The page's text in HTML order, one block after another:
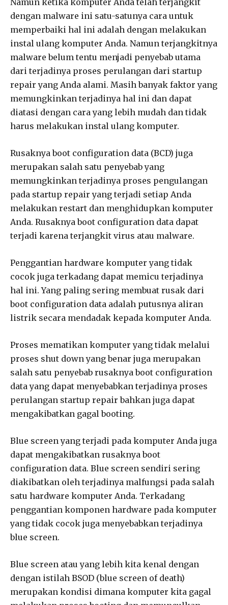
dengan malware ini satu-satunya cara untuk
memperbaiki hal ini adalah dengan melakukan
instal ulang komputer Anda. Namun terjangkitnya
malware belum tentu menjadi penyebab utama
dari terjadinya proses perulangan dari startup
repair yang Anda alami. Masih banyak faktor yang
memungkinkan terjadinya hal ini dan dapat
diatasi dengan cara yang lebih mudah dan tidak
harus melakukan instal ulang komputer.
Rusaknya boot configuration data (BCD) juga
merupakan salah satu penyebab yang
memungkinkan terjadinya proses pengulangan
pada startup repair yang terjadi setiap Anda
melakukan restart dan menghidupkan komputer
Anda. Rusaknya boot configuration data dapat
terjadi karena terjangkit virus atau malware.
Penggantian hardware komputer yang tidak
cocok juga terkadang dapat memicu terjadinya
hal ini. Yang paling sering membuat rusak dari
boot configuration data adalah putusnya aliran
listrik secara mendadak kepada komputer Anda.
Proses mematikan komputer yang tidak melalui
proses shut down yang benar juga merupakan
salah satu penyebab rusaknya boot configuration
data yang dapat menyebabkan terjadinya proses
perulangan startup repair bahkan juga dapat
mengakibatkan gagal booting.
Blue screen yang terjadi pada komputer Anda juga
dapat mengakibatkan rusaknya boot
configuration data. Blue screen sendiri sering
diakibatkan oleh terjadinya malfungsi pada salah
satu hardware komputer Anda. Terkadang
penggantian komponen hardware pada komputer
yang tidak cocok juga menyebabkan terjadinya
blue screen.
Blue screen atau yang lebih kita kenal dengan
dengan istilah BSOD (blue screen of death)
merupakan kondisi dimana komputer kita gagal